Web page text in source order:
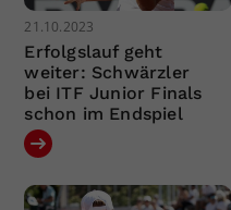
21.10.2023
Erfolgslauf geht
weiter: Schwärzler
bei ITF Junior Finals
schon im Endspiel